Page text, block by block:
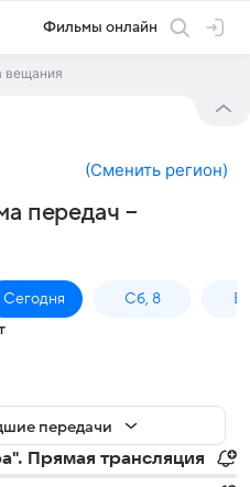
Фильмы онлайн
вещания
(Сменить регион)
передач –
Сегодня Сб, 8
передачи
Прямая трансляция